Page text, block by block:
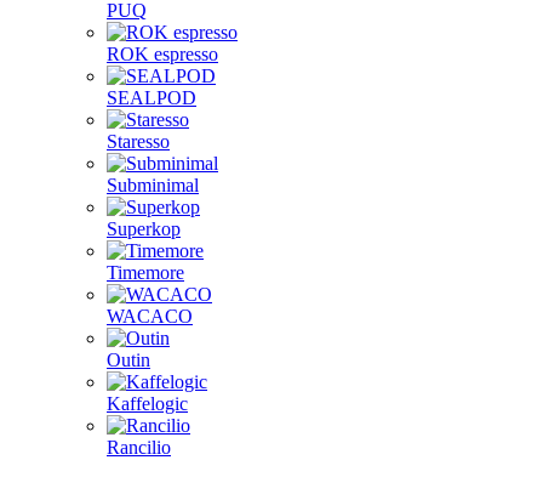
PUQ
ROK espresso
SEALPOD
Staresso
Subminimal
Superkop
Timemore
WACACO
Outin
Kaffelogic
Rancilio